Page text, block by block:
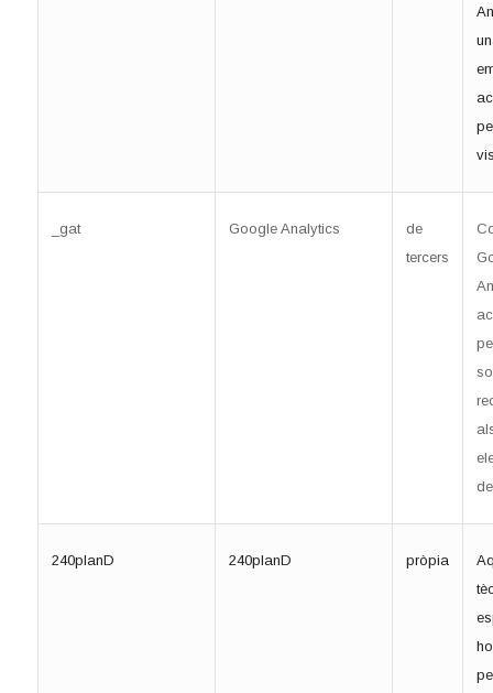
_gat Google Analytics
de
tercers
240planD 240planD pròpia